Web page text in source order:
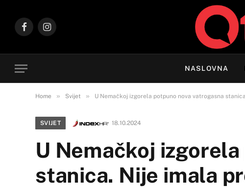
FacebookInstagram
NASLOVNA
Home » Svijet » U Nemačkoj izgorela potpuno nova vatrogasna
SVIJET 18.10.2024
U Nemačkoj
stanica. Nije imala